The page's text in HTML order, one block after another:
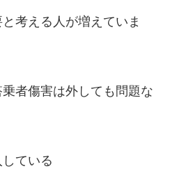
考える人が増えていま
者傷害は外しても問題な
ている